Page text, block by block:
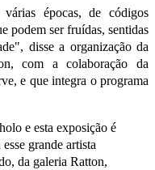
épocas, de códigos
podem ser fruídas, sentidas
disse a organização da
com a colaboração da
e que integra o programa
e esta exposição é
grande artista
da galeria Ratton,